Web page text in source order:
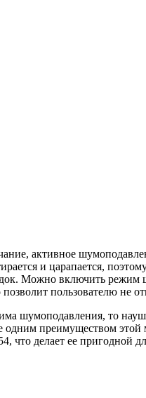
активное
и царапается,
Можно включить режим
пользователю не
шумоподавления, то
преимуществом этой
что делает ее пригодной